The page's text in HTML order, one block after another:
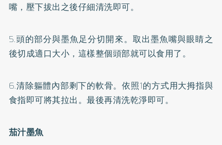
嘴，壓下拔出之後仔細清洗即可。
5.頭的部分與墨魚足分切開來。取出墨魚嘴與眼睛之
後切成適口大小，這樣整個頭部就可以食用了。
6.清除軀體內部剩下的軟骨。依照1的方式用大拇指與
食指即可將其拉出。最後再清洗乾淨即可。
茄汁墨魚